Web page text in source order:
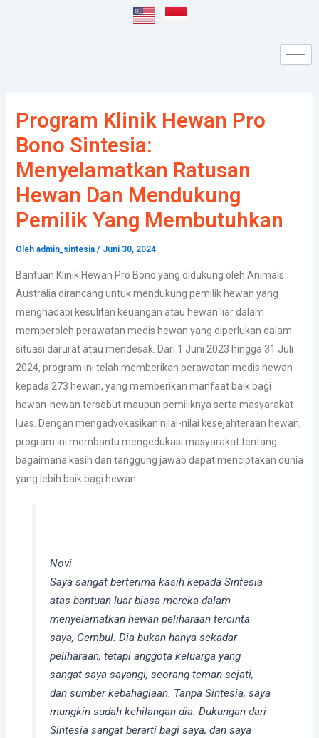
Program Klinik Hewan Pro
Bono Sintesia:
Menyelamatkan Ratusan
Hewan Dan Mendukung
Pemilik Yang Membutuhkan
Oleh admin_sintesia / Juni 30, 2024
Bantuan Klinik Hewan Pro Bono yang didukung oleh Animals
Australia dirancang untuk mendukung pemilik hewan yang
menghadapi kesulitan keuangan atau hewan liar dalam
memperoleh perawatan medis hewan yang diperlukan dalam
situasi darurat atau mendesak. Dari 1 Juni 2023 hingga 31 Juli
2024, program ini telah memberikan perawatan medis hewan
kepada 273 hewan, yang memberikan manfaat baik bagi
hewan-hewan tersebut maupun pemiliknya serta masyarakat
luas. Dengan mengadvokasikan nilai-nilai kesejahteraan hewan,
program ini membantu mengedukasi masyarakat tentang
bagaimana kasih dan tanggung jawab dapat menciptakan dunia
yang lebih baik bagi hewan.
Novi
Saya sangat berterima kasih kepada Sintesia
atas bantuan luar biasa mereka dalam
menyelamatkan hewan peliharaan tercinta
saya, Gembul. Dia bukan hanya sekadar
peliharaan, tetapi anggota keluarga yang
sangat saya sayangi, seorang teman sejati,
dan sumber kebahagiaan. Tanpa Sintesia, saya
mungkin sudah kehilangan dia. Dukungan dari
Sintesia sangat berarti bagi saya, dan saya